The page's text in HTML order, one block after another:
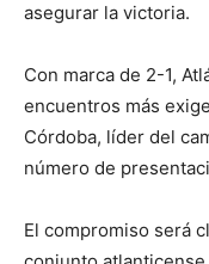
asegurar la victoria.
Con marca de 2-1,
encuentros más
Córdoba, líder del
número de
El compromiso será